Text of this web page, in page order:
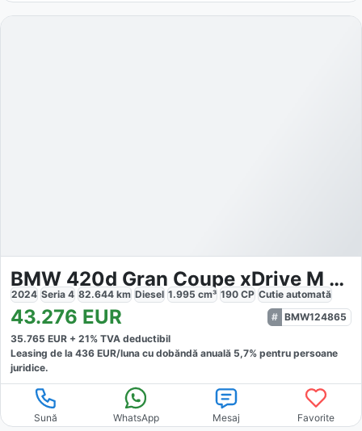
BMW 420d Gran Coupe xDrive M Sport
2024 Seria 4 82.644 km Diesel 1.995 cm³ 190 CP Cutie automată
43.276 EUR
BMW124865
35.765 EUR + 21% TVA deductibil
Leasing de la 436 EUR/luna cu dobăndă anuală 5,7% pentru persoane
juridice.
Sună WhatsApp Mesaj Favorite